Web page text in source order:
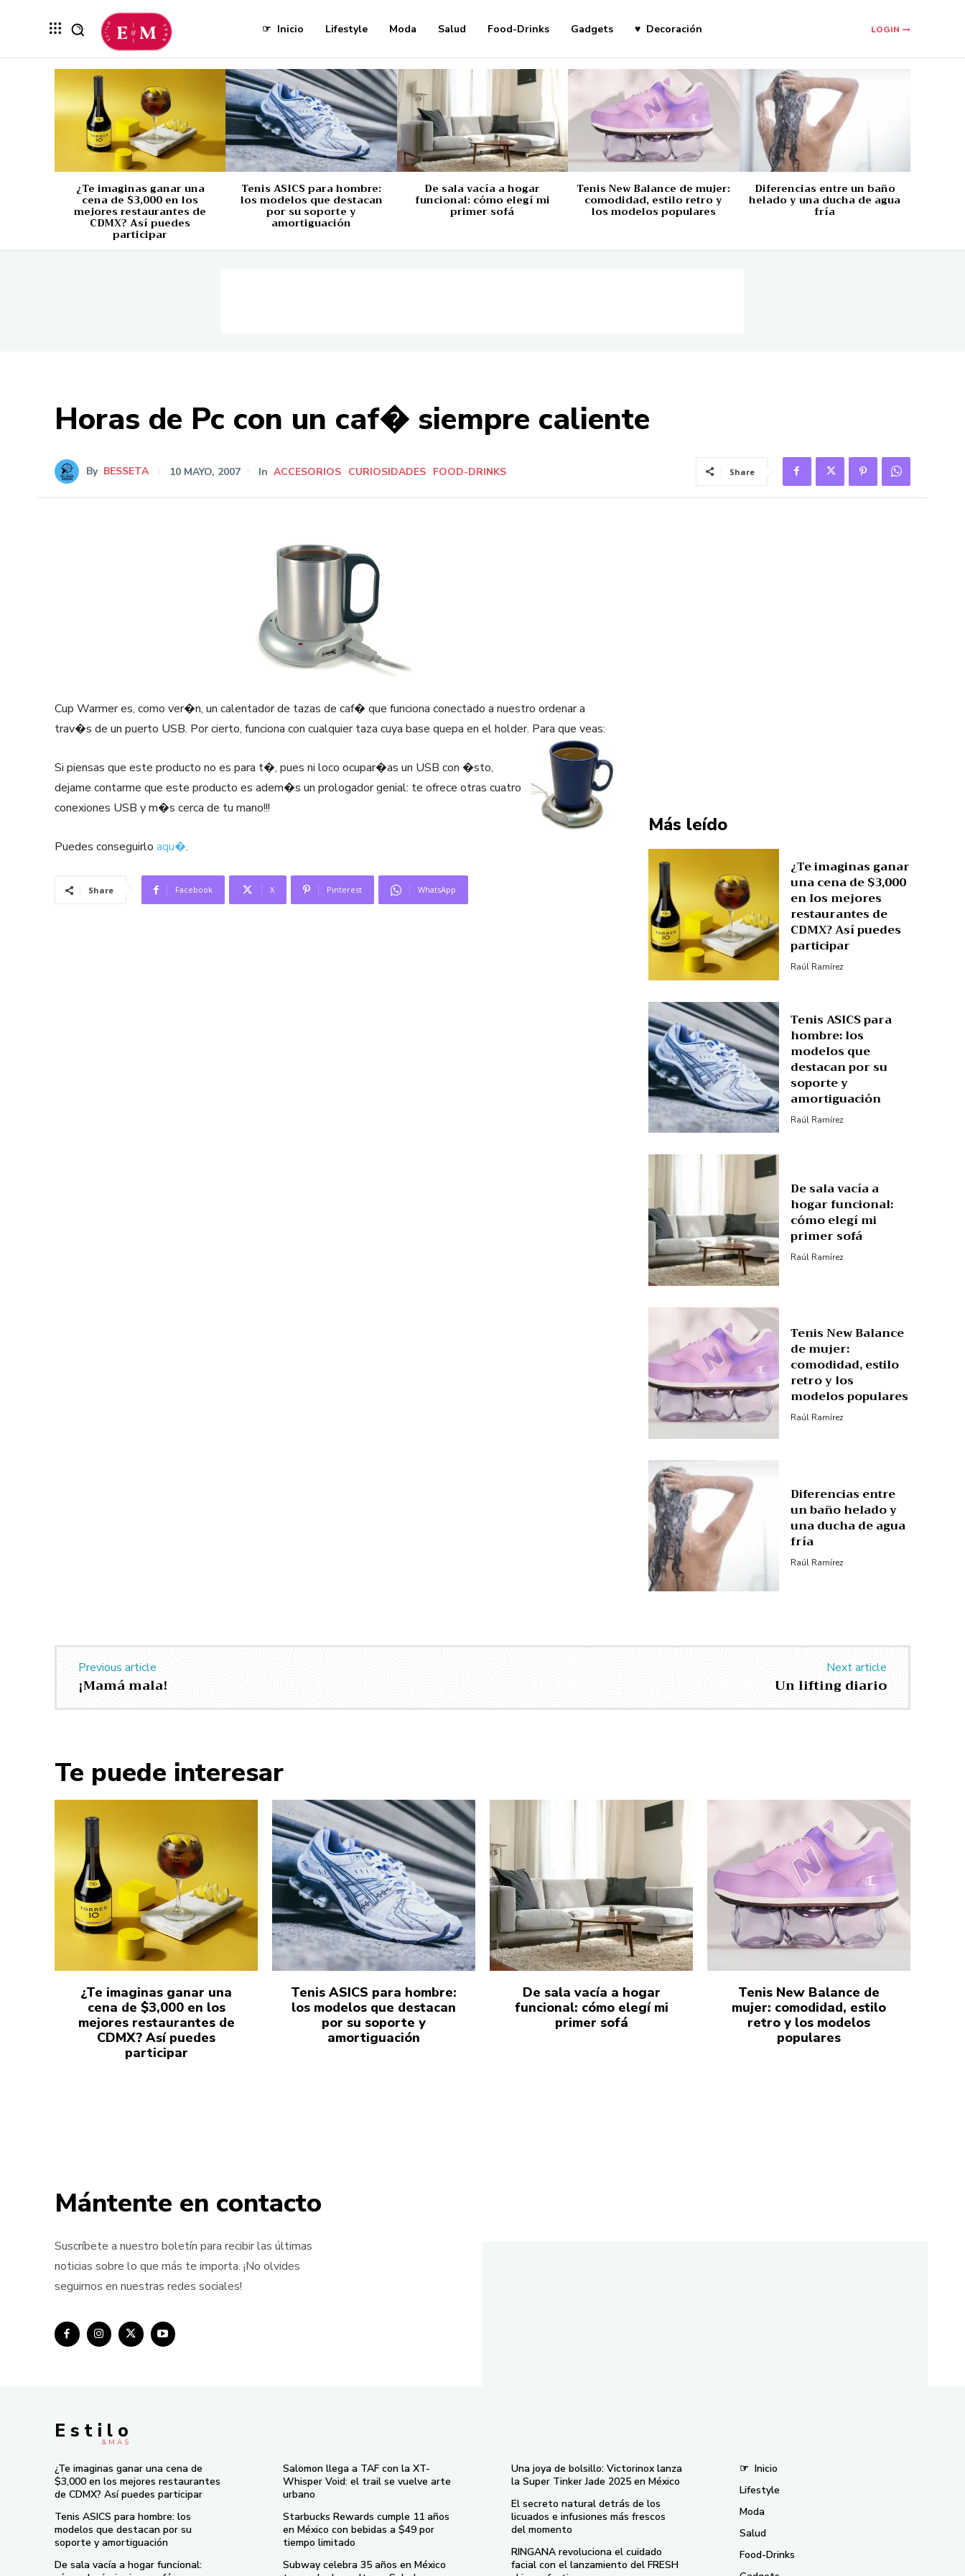
☞ Inicio Lifestyle Moda Salud Food-Drinks Gadgets ♥ Decoración LOGIN
¿Te imaginas ganar una
cena de $3,000 en los
mejores restaurantes de
CDMX? Así puedes
participar
Tenis ASICS para hombre:
los modelos que destacan
por su soporte y
amortiguación
De sala vacía a hogar
funcional: cómo elegí mi
primer sofá
Tenis New Balance de mujer:
comodidad, estilo retro y
los modelos populares
Diferencias entre un baño
helado y una ducha de agua
fría
Horas de Pc con un caf� siempre caliente
By BESSETA 10 MAYO, 2007 In ACCESORIOS CURIOSIDADES FOOD-DRINKS Share
Cup Warmer es, como ver�n, un calentador de tazas de caf� que funciona conectado a nuestro ordenar a
trav�s de un puerto USB. Por cierto, funciona con cualquier taza cuya base quepa en el holder. Para que veas:
Si piensas que este producto no es para t�, pues ni loco ocupar�as un USB con �sto,
dejame contarme que este producto es adem�s un prologador genial: te ofrece otras cuatro
conexiones USB y m�s cerca de tu mano!!!
Puedes conseguirlo aqu�.
Share Facebook X Pinterest WhatsApp
Más leído
¿Te imaginas ganar
una cena de $3,000
en los mejores
restaurantes de
CDMX? Así puedes
participar
Raúl Ramírez
Tenis ASICS para
hombre: los
modelos que
destacan por su
soporte y
amortiguación
Raúl Ramírez
De sala vacía a
hogar funcional:
cómo elegí mi
primer sofá
Raúl Ramírez
Tenis New Balance
de mujer:
comodidad, estilo
retro y los
modelos populares
Raúl Ramírez
Diferencias entre
un baño helado y
una ducha de agua
fría
Raúl Ramírez
Previous article
¡Mamá mala!
Next article
Un lifting diario
Te puede interesar
¿Te imaginas ganar una
cena de $3,000 en los
mejores restaurantes de
CDMX? Así puedes
participar
Tenis ASICS para hombre:
los modelos que destacan
por su soporte y
amortiguación
De sala vacía a hogar
funcional: cómo elegí mi
primer sofá
Tenis New Balance de
mujer: comodidad, estilo
retro y los modelos
populares
Mántente en contacto
Suscríbete a nuestro boletín para recibir las últimas
noticias sobre lo que más te importa. ¡No olvides
seguirnos en nuestras redes sociales!
E s t i l o
& M À S
¿Te imaginas ganar una cena de
$3,000 en los mejores restaurantes
de CDMX? Así puedes participar
Tenis ASICS para hombre: los
modelos que destacan por su
soporte y amortiguación
De sala vacía a hogar funcional:
Salomon llega a TAF con la XT-
Whisper Void: el trail se vuelve arte
urbano
Starbucks Rewards cumple 11 años
en México con bebidas a $49 por
tiempo limitado
Subway celebra 35 años en México
Una joya de bolsillo: Victorinox lanza
la Super Tinker Jade 2025 en México
El secreto natural detrás de los
licuados e infusiones más frescos
del momento
RINGANA revoluciona el cuidado
facial con el lanzamiento del FRESH
☞ Inicio
Lifestyle
Moda
Salud
Food-Drinks